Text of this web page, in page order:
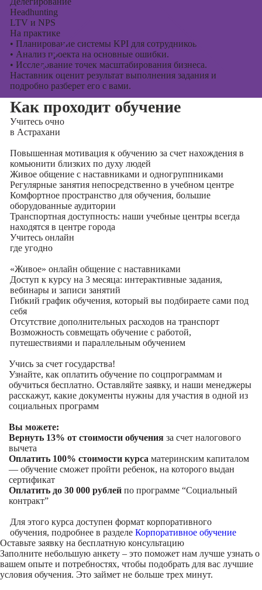
Headhunting
LTV и NPS
На практике
• Планирование системы KPI для сотрудников.
• Анализ проекта на основные ошибки.
• Исследование точек масштабирования бизнеса.
Наставник оценит результат выполнения задания и
подробно разберет его с вами.
Как проходит обучение
Учитесь очно
в Астрахани
Повышенная мотивация к обучению за счет нахождения в
комьюнити близких по духу людей
Живое общение с наставниками и одногруппниками
Регулярные занятия непосредственно в учебном центре
Комфортное пространство для обучения, большие
оборудованные аудитории
Транспортная доступность: наши учебные центры всегда
находятся в центре города
Учитесь онлайн
где угодно
«Живое» онлайн общение с наставниками
Доступ к курсу на 3 месяца: интерактивные задания,
вебинары и записи занятий
Гибкий график обучения, который вы подбираете сами под
себя
Отсутствие дополнительных расходов на транспорт
Возможность совмещать обучение с работой,
путешествиями и параллельным обучением
Учись за счет государства!
Узнайте, как оплатить обучение по соцпрограммам и
обучиться бесплатно. Оставляйте заявку, и наши менеджеры
расскажут, какие документы нужны для участия в одной из
социальных программ
Вы можете:
Вернуть 13% от стоимости обучения за счет налогового
вычета
Оплатить 100% стоимости курса материнским капиталом
— обучение сможет пройти ребенок, на которого выдан
сертификат
Оплатить до 30 000 рублей по программе “Социальный
контракт”
Для этого курса доступен формат корпоративного
обучения, подробнее в разделе Корпоративное обучение
Оставьте заявку на бесплатную консультацию
Заполните небольшую анкету – это поможет нам лучше узнать о
вашем опыте и потребностях, чтобы подобрать для вас лучшие
условия обучения. Это займет не больше трех минут.